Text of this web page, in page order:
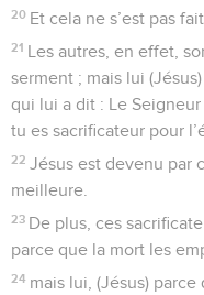
20 Et cela ne s’est pas
21 Les autres, en effet,
serment ; mais lui
qui lui a dit : Le Seigneur
tu es sacrificateur pour
22 Jésus est devenu par
meilleure.
23 De plus, ces
parce que la mort les
24 mais lui, (Jésus)